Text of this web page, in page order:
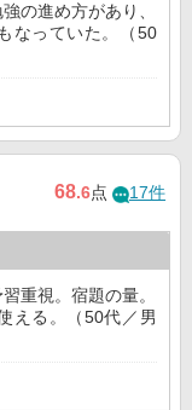
の進め方があり、
なっていた。（50
68.6点 17件
重視。宿題の量。
える。（50代／男